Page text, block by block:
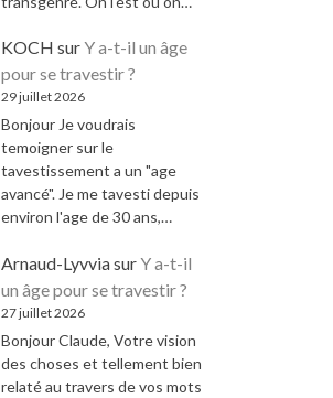
KOCH surY a-t-il un âge
pour se travestir ?
29 juillet 2026
Bonjour Je voudrais
temoigner sur le
tavestissement a un "age
avancé". Je me tavesti depuis
environ l'age de 30 ans,…
Arnaud-LyvviasurY a-t-il
un âge pour se travestir ?
27 juillet 2026
Bonjour Claude, Votre vision
des choses et tellement bien
relaté au travers de vos mots